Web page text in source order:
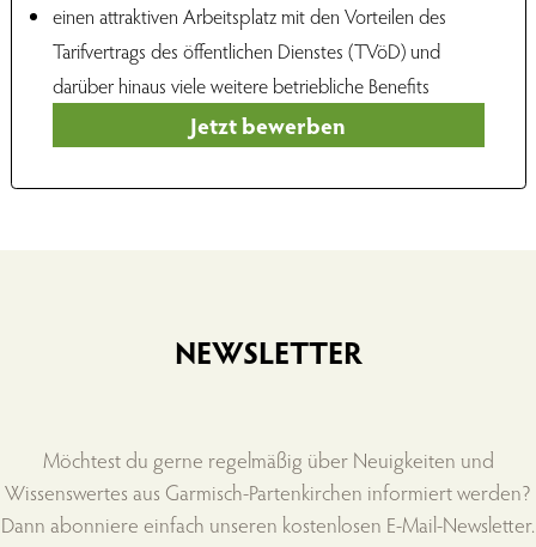
einen attraktiven Arbeitsplatz mit den Vorteilen des
Tarifvertrags des öffentlichen Dienstes (TVöD) und
darüber hinaus viele weitere betriebliche Benefits
Jetzt bewerben
NEWSLETTER
Möchtest du gerne regelmäßig über Neuigkeiten und
Wissenswertes aus Garmisch-Partenkirchen informiert werden?
Dann abonniere einfach unseren kostenlosen E-Mail-Newsletter.